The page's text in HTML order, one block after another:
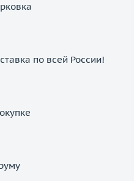
по всей России!